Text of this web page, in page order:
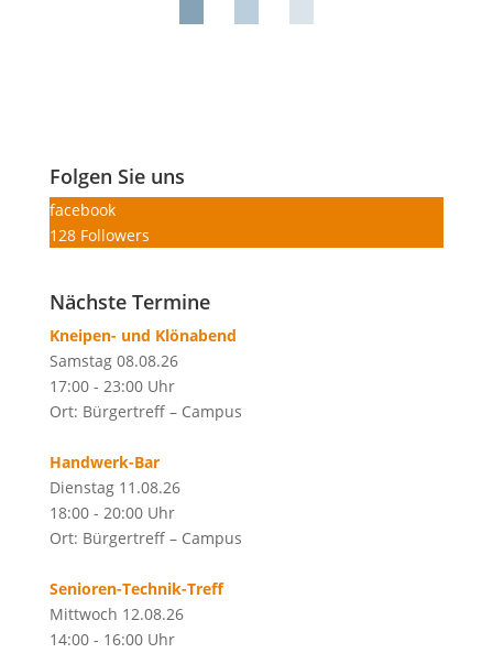
Folgen Sie uns
facebook
128 Followers
Nächste Termine
Kneipen- und Klönabend
Samstag 08.08.26
17:00 - 23:00 Uhr
Ort: Bürgertreff – Campus
Handwerk-Bar
Dienstag 11.08.26
18:00 - 20:00 Uhr
Ort: Bürgertreff – Campus
Senioren-Technik-Treff
Mittwoch 12.08.26
14:00 - 16:00 Uhr